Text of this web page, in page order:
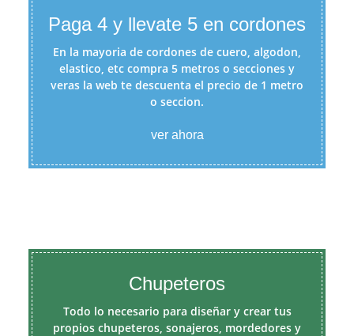
Paga 4 y llevate 5 en cordones
En la mayoria de cordones de cuero, algodon,
elastico, etc compra 5 metros o secciones y
veras la web te descuenta el precio de 1 metro
o seccion.
ver ahora
Chupeteros
Todo lo necesario para diseñar y crear tus
propios chupeteros, sonajeros, mordedores y